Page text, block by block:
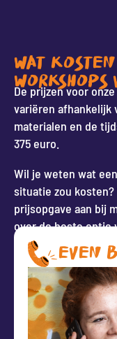
WAT
WORKSHOPS
De prijzen voor
variëren afhankelijk
materialen en de
375 euro.
Wil je weten wat
situatie zou
prijsopgave aan bij
over de beste optie
EVEN